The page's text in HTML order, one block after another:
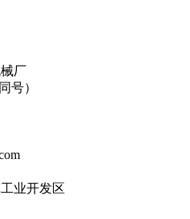
厂
号）
业开发区